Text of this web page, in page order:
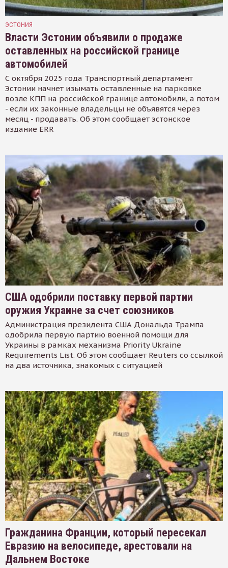
ЭСТОНИЯ
Власти Эстонии объявили о продаже
оставленных на российской границе
автомобилей
С октября 2025 года Транспортный департамент
Эстонии начнет изымать оставленные на парковке
возле КПП на российской границе автомобили, а потом
- если их законные владельцы не объявятся через
месяц - продавать. Об этом сообщает эстонское
издание ERR
США одобрили поставку первой партии
оружия Украине за счет союзников
Администрация президента США Дональда Трампа
одобрила первую партию военной помощи для
Украины в рамках механизма Priority Ukraine
Requirements List. Об этом сообщает Reuters со ссылкой
на два источника, знакомых с ситуацией
Гражданина Франции, который пересекал
Евразию на велосипеде, арестовали на
Дальнем Востоке